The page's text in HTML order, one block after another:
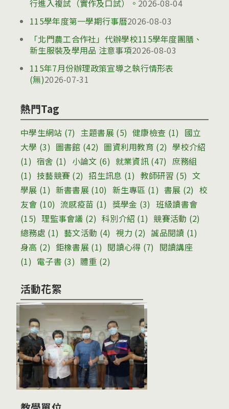
行進入複試（實作及口試）。 2026-08-04
115學年度第一學期行事曆2026-08-03
「北門農工合作社」代辦學校115學年度團膳、
新生服裝及學用品 注意事項2026-08-03
115年7月份辦理政策宣導之執行情形表
(無)2026-07-31
熱門Tag
中學生網站 (7) 主題書展(5) 健康檢查 (1) 國立
大學 (3) 圖書館 (42) 圖資利用教育 (2) 學校介紹
(1) 宿舍 (1) 小論文 (6) 就業資訊 (47) 庶務組
(1) 技藝競賽 (2) 招生訊息 (1) 教師研習 (5) 文
學展 (1) 新書書展 (10) 新生專區 (1) 書展 (2) 校
友會 (10) 流感疫苗 (1) 獎學金 (3) 班級讀書會
(15) 理監事會議 (2) 科別介紹 (1) 競賽活動 (2)
總務處 (1) 藝文活動 (4) 視力 (2) 誠品閱讀 (1)
身高 (2) 鉅橡書展 (1) 閱讀心得 (7) 閱讀講座
(1) 電子書 (3) 體重 (2)
活動花絮